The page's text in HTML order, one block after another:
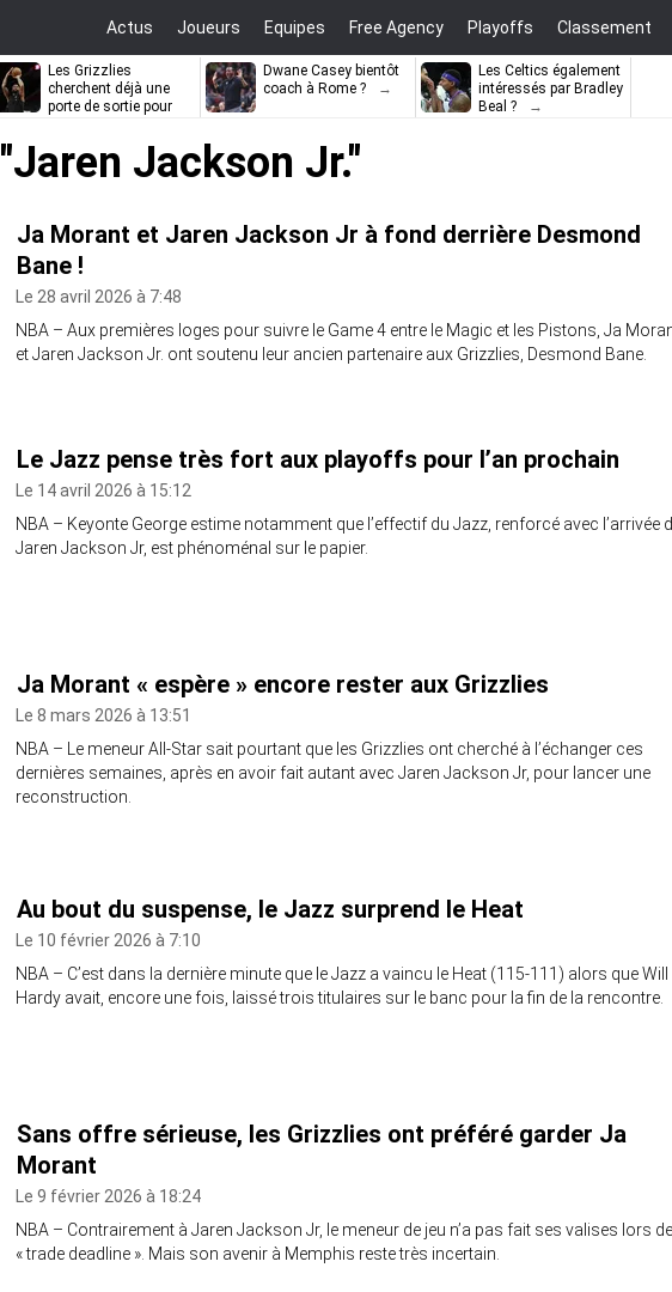
Actus Joueurs Equipes Free Agency Playoffs Classement
Les Grizzlies
cherchent déjà une
porte de sortie pour
Dwane Casey bientôt
coach à Rome ?
Les Celtics également
intéressés par Bradley
Beal ?
"Jaren Jackson Jr."
Ja Morant et Jaren Jackson Jr à fond derrière Desmond
Bane !
Le 28 avril 2026 à 7:48
NBA – Aux premières loges pour suivre le Game 4 entre le Magic et les Pistons, Ja
et Jaren Jackson Jr. ont soutenu leur ancien partenaire aux Grizzlies, Desmond Bane.
Le Jazz pense très fort aux playoffs pour l’an prochain
Le 14 avril 2026 à 15:12
NBA – Keyonte George estime notamment que l’effectif du Jazz, renforcé avec l’arrivée
Jaren Jackson Jr, est phénoménal sur le papier.
Ja Morant « espère » encore rester aux Grizzlies
Le 8 mars 2026 à 13:51
NBA – Le meneur All-Star sait pourtant que les Grizzlies ont cherché à l’échanger ces
dernières semaines, après en avoir fait autant avec Jaren Jackson Jr, pour lancer une
reconstruction.
Au bout du suspense, le Jazz surprend le Heat
Le 10 février 2026 à 7:10
NBA – C’est dans la dernière minute que le Jazz a vaincu le Heat (115-111) alors que Will
Hardy avait, encore une fois, laissé trois titulaires sur le banc pour la fin de la rencontre.
Sans offre sérieuse, les Grizzlies ont préféré garder Ja
Morant
Le 9 février 2026 à 18:24
NBA – Contrairement à Jaren Jackson Jr, le meneur de jeu n’a pas fait ses valises lors
« trade deadline ». Mais son avenir à Memphis reste très incertain.